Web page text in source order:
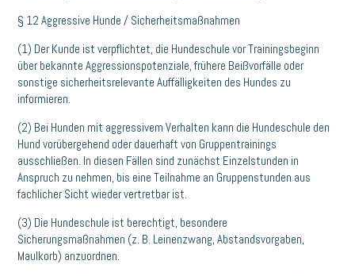
§ 12 Aggressive Hunde / Sicherheitsmaßnahmen
(1) Der Kunde ist verpflichtet, die Hundeschule vor Trainingsbeginn
über bekannte Aggressionspotenziale, frühere Beißvorfälle oder
sonstige sicherheitsrelevante Auffälligkeiten des Hundes zu
informieren.
(2) Bei Hunden mit aggressivem Verhalten kann die Hundeschule den
Hund vorübergehend oder dauerhaft von Gruppentrainings
ausschließen. In diesen Fällen sind zunächst Einzelstunden in
Anspruch zu nehmen, bis eine Teilnahme an Gruppenstunden aus
fachlicher Sicht wieder vertretbar ist.
(3) Die Hundeschule ist berechtigt, besondere
Sicherungsmaßnahmen (z. B. Leinenzwang, Abstandsvorgaben,
Maulkorb) anzuordnen.